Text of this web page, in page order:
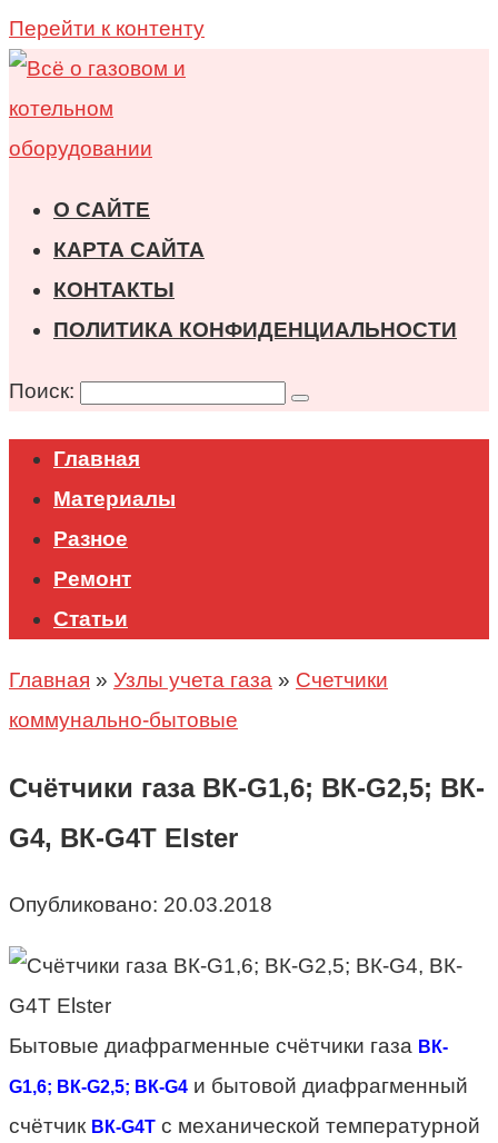
Перейти к контенту
О САЙТЕ
КАРТА САЙТА
КОНТАКТЫ
ПОЛИТИКА КОНФИДЕНЦИАЛЬНОСТИ
Поиск:
Главная
Материалы
Разное
Ремонт
Статьи
Главная » Узлы учета газа » Счетчики
коммунально-бытовые
Счётчики газа ВК-G1,6; ВК-G2,5; ВК-
G4, ВК-G4Т Elster
Опубликовано: 20.03.2018
Бытовые диафрагменные счётчики газа ВК-
G1,6; ВК-G2,5; ВК-G4 и бытовой диафрагменный
счётчик ВК-G4Т с механической температурной